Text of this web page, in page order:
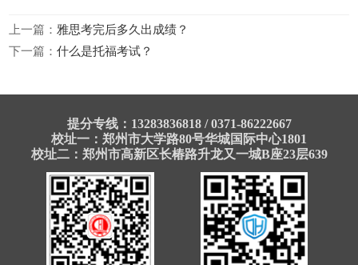
上一篇：雅思考完后多久出成绩？
下一篇：什么是托福考试？
提分专线：13283836818 / 0371-86222667
校址一：郑州市大学路80号华城国际中心1801
校址二：郑州市高新区长椿路升龙又一城B座23层639